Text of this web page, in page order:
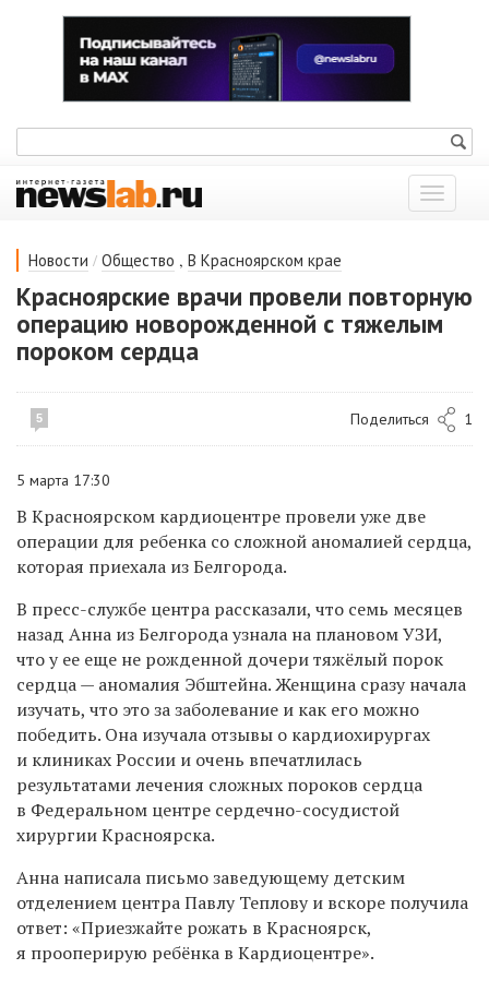
Показать
меню
Новости / Общество , В Красноярском крае
Красноярские врачи провели повторную
операцию новорожденной с тяжелым
пороком сердца
5 Поделиться 1
5 марта 17:30
В Красноярском кардиоцентре провели уже две
операции для ребенка со сложной аномалией сердца,
которая приехала из Белгорода.
В пресс-службе центра рассказали, что семь месяцев
назад Анна из Белгорода узнала на плановом УЗИ,
что у ее еще не рожденной дочери тяжёлый порок
сердца — аномалия Эбштейна. Женщина сразу начала
изучать, что это за заболевание и как его можно
победить. Она изучала отзывы о кардиохирургах
и клиниках России и очень впечатлилась
результатами лечения сложных пороков сердца
в Федеральном центре сердечно-сосудистой
хирургии Красноярска.
Анна написала письмо заведующему детским
отделением центра Павлу Теплову и вскоре получила
ответ: «Приезжайте рожать в Красноярск,
я прооперирую ребёнка в Кардиоцентре».